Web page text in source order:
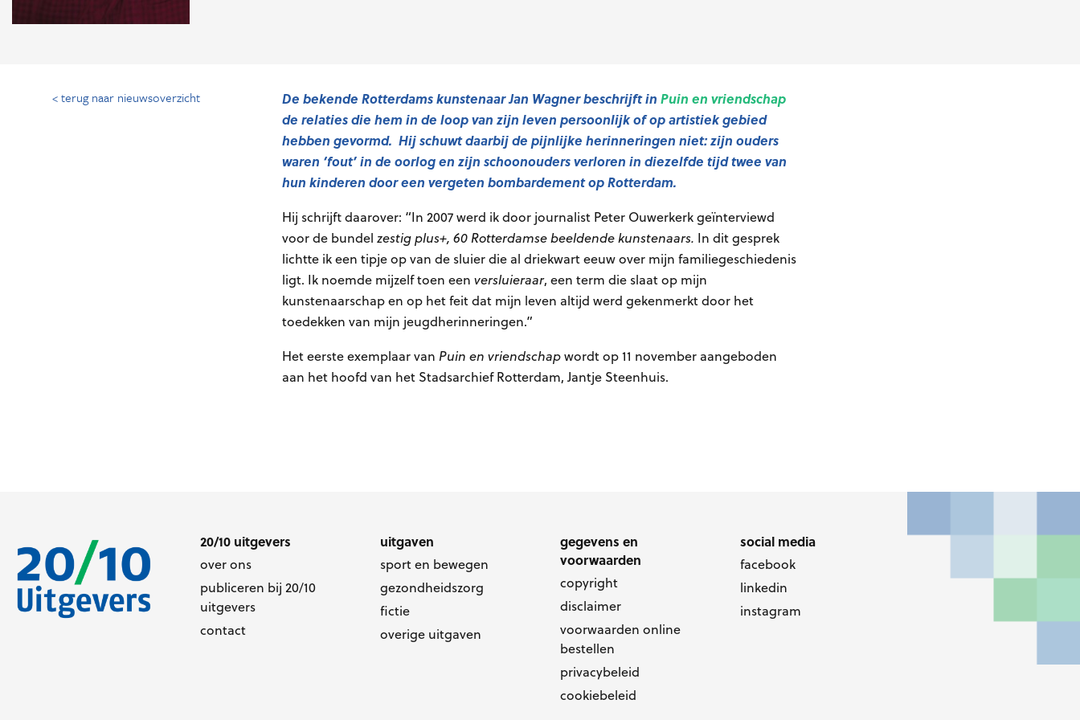
< terug naar nieuwsoverzicht De bekende Rotterdams kunstenaar Jan Wagner beschrijft in Puin en vriendschap
de relaties die hem in de loop van zijn leven persoonlijk of op artistiek gebied
hebben gevormd. Hij schuwt daarbij de pijnlijke herinneringen niet: zijn ouders
waren ‘fout’ in de oorlog en zijn schoonouders verloren in diezelfde tijd twee van
hun kinderen door een vergeten bombardement op Rotterdam.
Hij schrijft daarover: “In 2007 werd ik door journalist Peter Ouwerkerk geïnterviewd
voor de bundel zestig plus+, 60 Rotterdamse beeldende kunstenaars. In dit gesprek
lichtte ik een tipje op van de sluier die al driekwart eeuw over mijn familiegeschiedenis
ligt. Ik noemde mijzelf toen een versluieraar, een term die slaat op mijn
kunstenaarschap en op het feit dat mijn leven altijd werd gekenmerkt door het
toedekken van mijn jeugdherinneringen.”
Het eerste exemplaar van Puin en vriendschapwordt op 11 november aangeboden
aan het hoofd van het Stadsarchief Rotterdam, Jantje Steenhuis.
20/10 uitgevers
over ons
publiceren bij 20/10
uitgevers
contact
uitgaven
sport en bewegen
gezondheidszorg
fictie
overige uitgaven
gegevens en
voorwaarden
copyright
disclaimer
voorwaarden online
bestellen
privacybeleid
cookiebeleid
social media
facebook
linkedin
instagram